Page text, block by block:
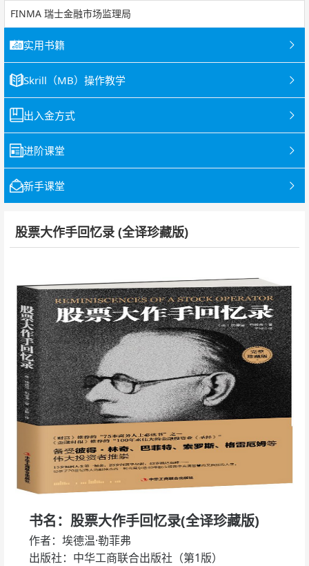
FINMA 瑞士金融市场监理局
实用书籍
Skrill（MB）操作教学
出入金方式
进阶课堂
新手课堂
股票大作手回忆录 (全译珍藏版)
书名：股票大作手回忆录(全译珍藏版)
作者：埃德温·勒菲弗
出版社：中华工商联合出版社（第1版）